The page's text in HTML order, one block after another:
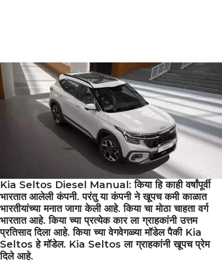
Kia Seltos Diesel Manual: किया हि काही वर्षांपूर्वी
भारतात आलेली कंपनी. परंतु या कंपनी ने खूपच कमी काळात
भारतीयांच्या मनात जागा केली आहे. किया चा मोठा चाहता वर्ग
भारतात आहे. किया च्या प्रत्येक कार ला ग्राहकांनी उत्तम
प्रतिसाद दिला आहे. किया च्या वेगवेगळ्या मॉडेल पैकी Kia
Seltos हे मॉडेल. Kia Seltos ला ग्राहकांनी खूपच प्रेम
दिले आहे.